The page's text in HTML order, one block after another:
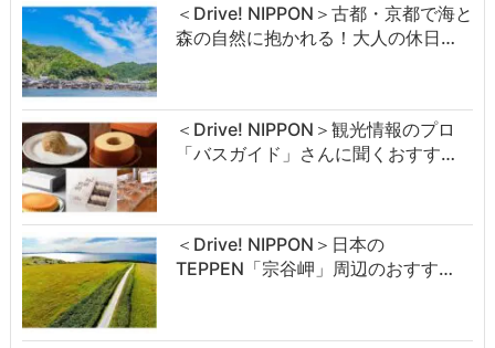
＜Drive! NIPPON＞古都・京都で海と
森の自然に抱かれる！大人の休日…
＜Drive! NIPPON＞観光情報のプロ
「バスガイド」さんに聞くおすす…
＜Drive! NIPPON＞日本の
TEPPEN「宗谷岬」周辺のおすす…